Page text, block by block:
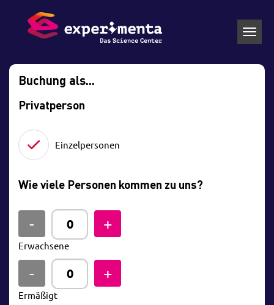
Buchung als...
Privatperson
Einzelpersonen
Wie viele Personen kommen zu uns?
Erwachsene
Ermäßigt